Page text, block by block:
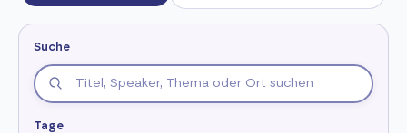
Suche
Tage